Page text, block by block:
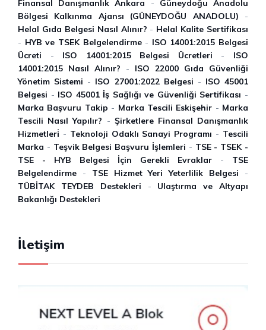
Finansal Danışmanlık Ankara - Güneydoğu Anadolu
Bölgesi Kalkınma Ajansı (GÜNEYDOĞU ANADOLU) -
Helal Gıda Belgesi Nasıl Alınır? - Helal Kalite Sertifikası
- HYB ve TSEK Belgelendirme- ISO 14001:2015 Belgesi
Ücreti - ISO 14001:2015 Belgesi Ücretleri - ISO
14001:2015 Nasıl Alınır? - ISO 22000 Gıda Güvenliği
Yönetim Sistemi - ISO 27001:2022 Belgesi - ISO 45001
Belgesi - ISO 45001 İ̇ş Sağlığı ve Güvenliği Sertifikası -
Marka Başvuru Takip - Marka Tescili Eskişehir - Marka
Tescili Nasıl Yapılır? - Şirketlere Finansal Danışmanlık
Hizmetleri̇ - Teknoloji Odaklı Sanayi Programı - Tescili
Marka - Teşvik Belgesi Başvuru İşlemleri - TSE - TSEK -
TSE - HYB Belgesi İçin Gerekli Evraklar - TSE
Belgelendirme‎ - TSE Hizmet Yeri Yeterlilik Belgesi -
TÜBİTAK TEYDEB Destekleri - Ulaştırma ve Altyapı
Bakanlığı Destekleri
İletişim